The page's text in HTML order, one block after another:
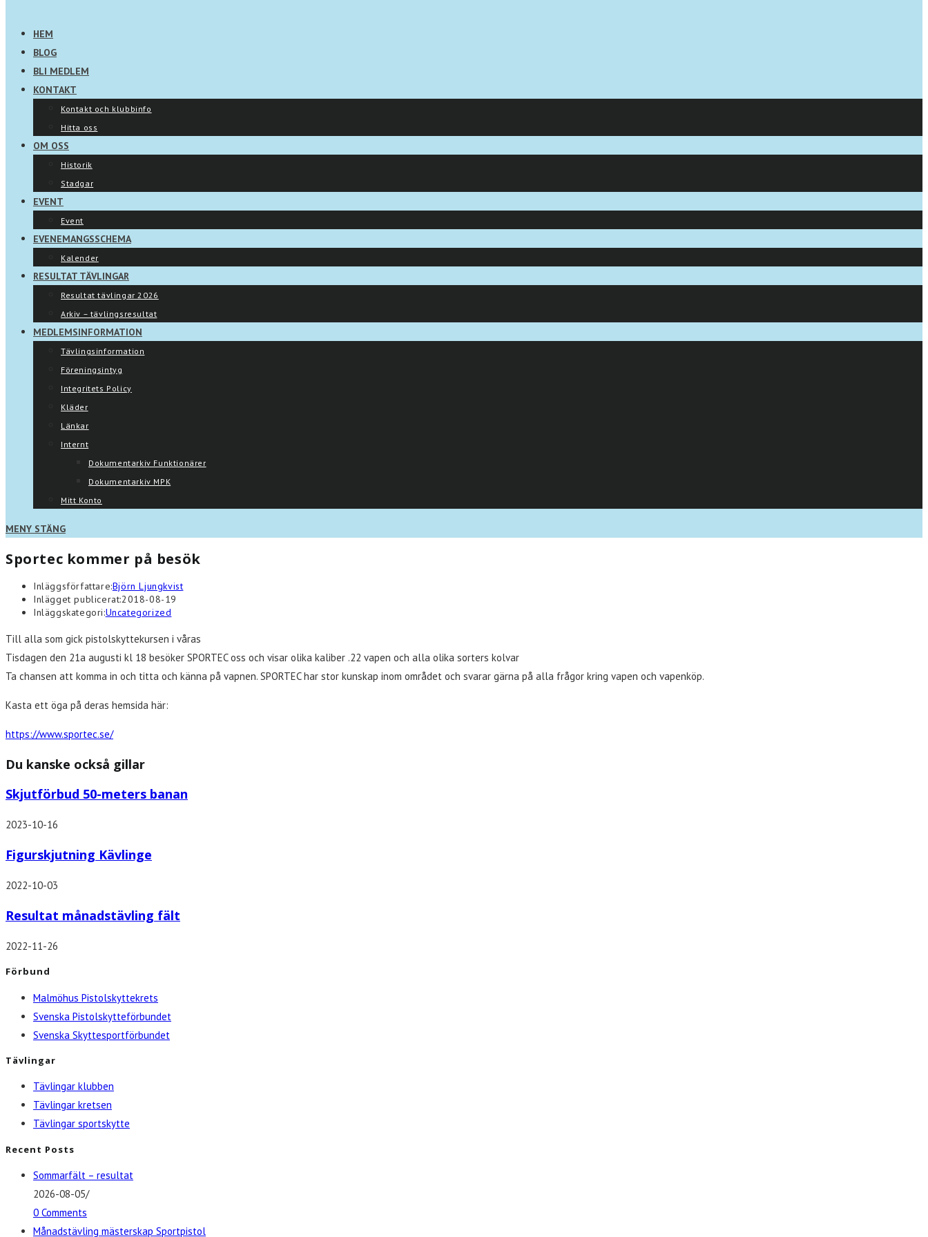
HEM
BLOG
BLI MEDLEM
KONTAKT
Kontakt och klubbinfo
Hitta oss
OM OSS
Historik
Stadgar
EVENT
Event
EVENEMANGSSCHEMA
Kalender
RESULTAT TÄVLINGAR
Resultat tävlingar 2026
Arkiv – tävlingsresultat
MEDLEMSINFORMATION
Tävlingsinformation
Föreningsintyg
Integritets Policy
Kläder
Länkar
Internt
Dokumentarkiv Funktionärer
Dokumentarkiv MPK
Mitt Konto
MENY STÄNG
Sportec kommer på besök
Inläggsförfattare:Björn Ljungkvist
Inlägget publicerat:2018-08-19
Inläggskategori:Uncategorized
Till alla som gick pistolskyttekursen i våras
Tisdagen den 21a augusti kl 18 besöker SPORTEC oss och visar olika kaliber .22 vapen och alla olika sorters kolvar
Ta chansen att komma in och titta och känna på vapnen. SPORTEC har stor kunskap inom området och svarar gärna på alla frågor kring vapen och vapenköp.
Kasta ett öga på deras hemsida här:
https://www.sportec.se/
Du kanske också gillar
Skjutförbud 50-meters banan
2023-10-16
Figurskjutning Kävlinge
2022-10-03
Resultat månadstävling fält
2022-11-26
Förbund
Malmöhus Pistolskyttekrets
Svenska Pistolskytteförbundet
Svenska Skyttesportförbundet
Tävlingar
Tävlingar klubben
Tävlingar kretsen
Tävlingar sportskytte
Recent Posts
Sommarfält – resultat
2026-08-05/
0 Comments
Månadstävling mästerskap Sportpistol